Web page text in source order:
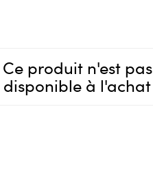
Ce produit n'est pas
disponible à l'achat